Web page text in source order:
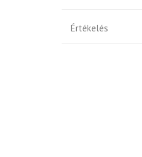
Értékelés